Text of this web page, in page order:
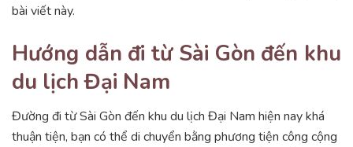
bài viết này.
Hướng dẫn đi từ Sài Gòn đến khu
du lịch Đại Nam
Đường đi từ Sài Gòn đến khu du lịch Đại Nam hiện nay khá
thuận tiện, bạn có thể di chuyển bằng phương tiện công cộng